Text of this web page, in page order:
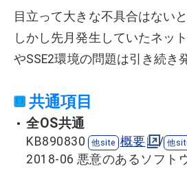
目立って大きな不具合はないと
しかし先月発生していたネッ
やSSE2環境の問題は引き続き
共通項目
全OS共通
KB890830 概要 /
2018-06 悪意のあるソフト